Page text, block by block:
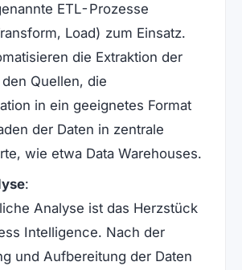
ETL-Prozesse
Load) zum Einsatz.
die Extraktion der
Quellen, die
in ein geeignetes Format
der Daten in zentrale
wie etwa Data Warehouses.
:
Analyse ist das Herzstück
Intelligence. Nach der
und Aufbereitung der Daten